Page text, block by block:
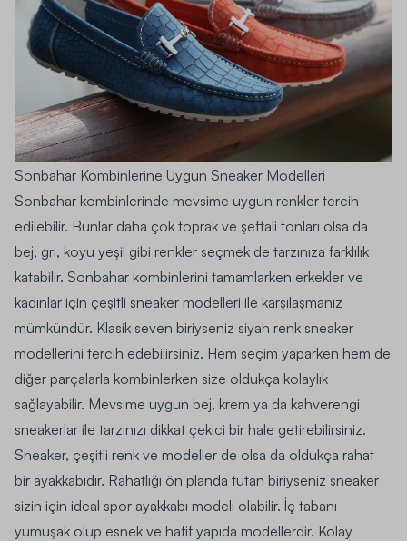
Sonbahar Kombinlerine Uygun Sneaker Modelleri
Sonbahar kombinlerinde mevsime uygun renkler tercih
edilebilir. Bunlar daha çok toprak ve şeftali tonları olsa da
bej, gri, koyu yeşil gibi renkler seçmek de tarzınıza farklılık
katabilir. Sonbahar kombinlerini tamamlarken erkekler ve
kadınlar için çeşitli sneaker modelleri ile karşılaşmanız
mümkündür. Klasik seven biriyseniz siyah renk sneaker
modellerini tercih edebilirsiniz. Hem seçim yaparken hem de
diğer parçalarla kombinlerken size oldukça kolaylık
sağlayabilir. Mevsime uygun bej, krem ya da kahverengi
sneakerlar ile tarzınızı dikkat çekici bir hale getirebilirsiniz.
Sneaker, çeşitli renk ve modeller de olsa da oldukça rahat
bir ayakkabıdır. Rahatlığı ön planda tutan biriyseniz sneaker
sizin için ideal spor ayakkabı modeli olabilir. İç tabanı
yumuşak olup esnek ve hafif yapıda modellerdir. Kolay